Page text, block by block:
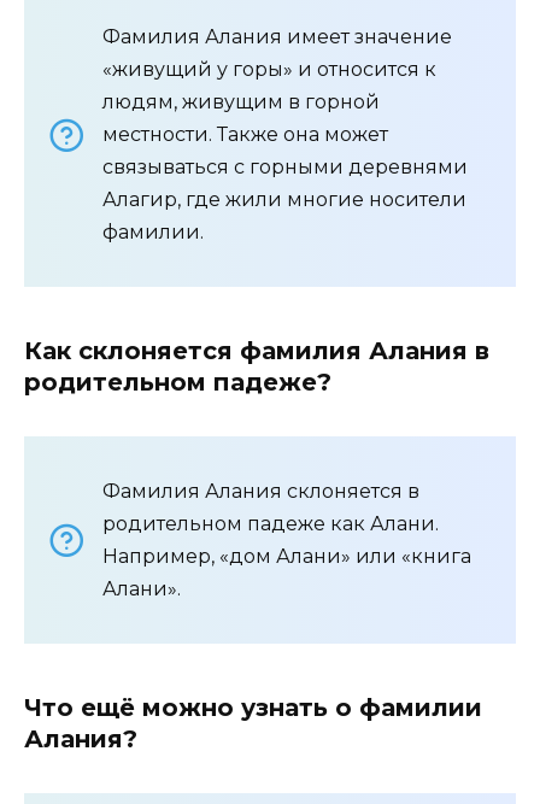
Фамилия Алания имеет значение
«живущий у горы» и относится к
людям, живущим в горной
местности. Также она может
связываться с горными деревнями
Алагир, где жили многие носители
фамилии.
Как склоняется фамилия Алания в
родительном падеже?
Фамилия Алания склоняется в
родительном падеже как Алани.
Например, «дом Алани» или «книга
Алани».
Что ещё можно узнать о фамилии
Алания?